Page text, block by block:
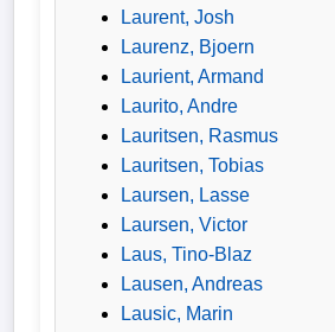
Laurent, Josh
Laurenz, Bjoern
Laurient, Armand
Laurito, Andre
Lauritsen, Rasmus
Lauritsen, Tobias
Laursen, Lasse
Laursen, Victor
Laus, Tino-Blaz
Lausen, Andreas
Lausic, Marin